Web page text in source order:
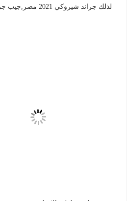
لذلك جراند شيروكي 2021 مصر,جيب جراند شيروكي 01099792099